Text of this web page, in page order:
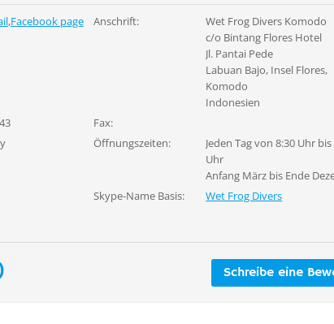
,Facebook page Anschrift:
Wet Frog Divers Komodo
c/o Bintang Flores Hotel
Jl. Pantai Pede
Labuan Bajo, Insel Flores,
Komodo
Indonesien
Fax:
Öffnungszeiten:
Jeden Tag von 8:30 Uhr bis
Uhr
Anfang März bis Ende
Skype-Name Basis: Wet Frog Divers
Schreibe eine